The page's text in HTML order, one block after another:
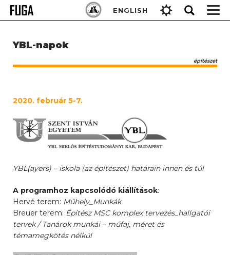
Skip
ENGLISH
Keresés:
YBL-napok
építészet
2020. február 5-7.
YBL(ayers) – iskola (az építészet) határain innen és túl
A programhoz kapcsolódó kiállítások:
Hervé terem: Műhely_Munkák
Breuer terem: Építész MSC komplex tervezés_hallgatói
tervek / Tanárok munkái – műfaj, méret és
témamegkötés nélkül